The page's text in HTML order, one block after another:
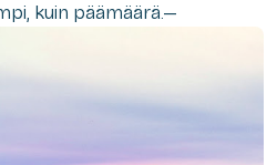
kuin päämäärä.—